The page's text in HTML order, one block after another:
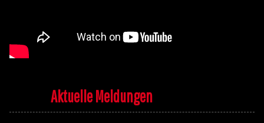
Aktuelle Meldungen